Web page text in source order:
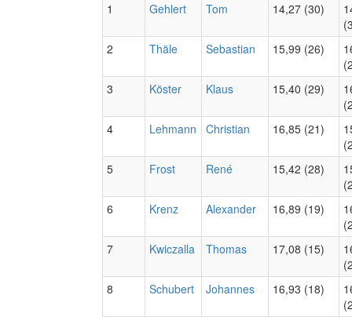
1 Gehlert Tom 14,27 (30)
2
Thäle Sebastian 15,99 (26)
3
Köster Klaus 15,40 (29)
4
Lehmann Christian 16,85 (21)
5
Frost René 15,42 (28)
6
Krenz Alexander 16,89 (19)
7
Kwiczalla Thomas 17,08 (15)
8
Schubert Johannes 16,93 (18)